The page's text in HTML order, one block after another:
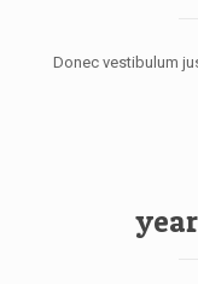
Donec vestibulum